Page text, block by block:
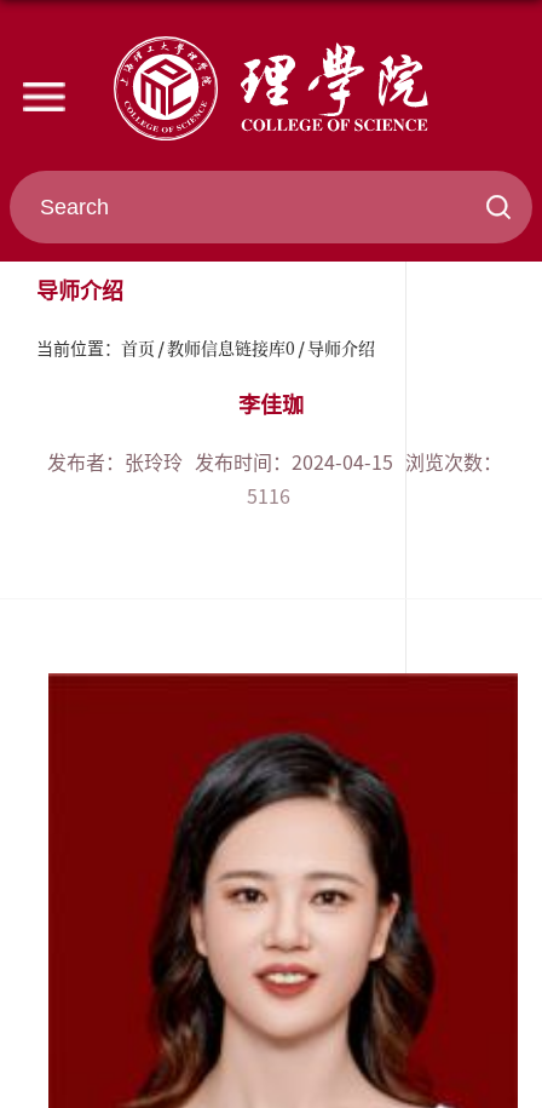
导师介绍
当前位置： 首页 教师信息链接库0 导师介绍
李佳珈
发布者：张玲玲 发布时间：2024-04-15
浏览次数：
5116